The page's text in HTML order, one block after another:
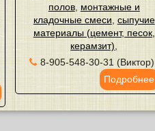
полов, монтажные и
кладочные смеси сыпучие
материалы (цемент, песок,
керамзит)
8-905-548-30-31 (Виктор)
Подробнее